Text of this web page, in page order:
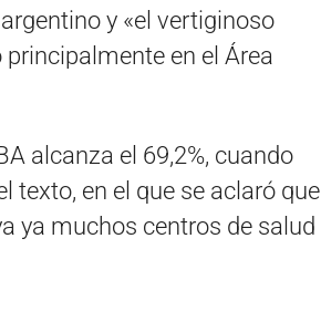
y «el vertiginoso
en el Área
alcanza el 69,2%, cuando
texto, en el que se aclaró que
ya muchos centros de salud